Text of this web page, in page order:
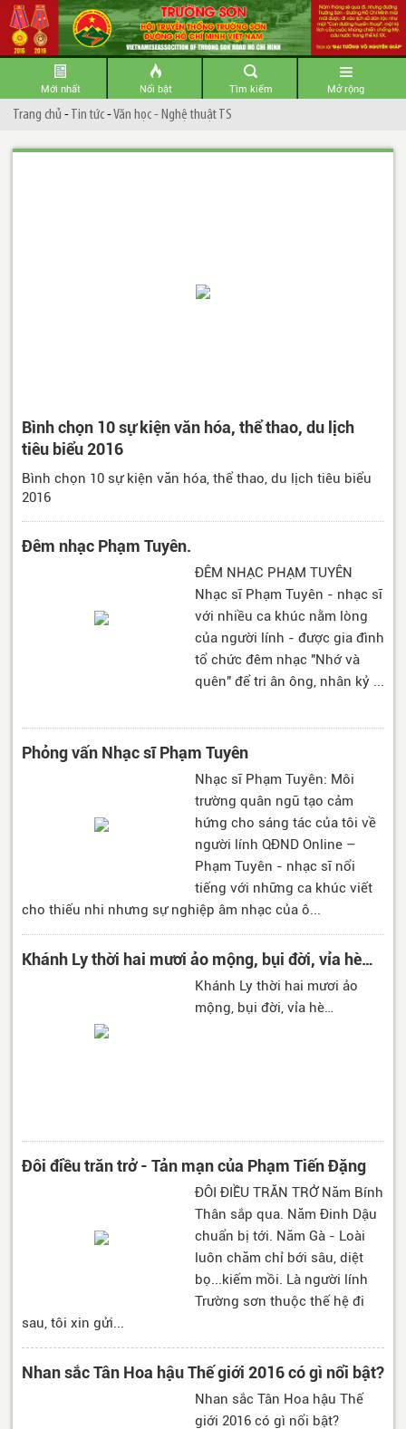
Mới nhất Nổi bật Tìm kiếm Mở rộng
Trang chủ -Tin tức-Văn học - Nghệ thuật TS
Bình chọn 10 sự kiện văn hóa, thể thao, du lịch
tiêu biểu 2016
Bình chọn 10 sự kiện văn hóa, thể thao, du lịch tiêu biểu
2016
Đêm nhạc Phạm Tuyên.
ĐÊM NHẠC PHẠM TUYÊN
Nhạc sĩ Phạm Tuyên - nhạc sĩ
với nhiều ca khúc nằm lòng
của người lính - được gia đình
tổ chức đêm nhạc "Nhớ và
quên" để tri ân ông, nhân kỷ ...
Phỏng vấn Nhạc sĩ Phạm Tuyên
Nhạc sĩ Phạm Tuyên: Môi
trường quân ngũ tạo cảm
hứng cho sáng tác của tôi về
người lính QĐND Online –
Phạm Tuyên - nhạc sĩ nổi
tiếng với những ca khúc viết
cho thiếu nhi nhưng sự nghiệp âm nhạc của ô...
Khánh Ly thời hai mươi ảo mộng, bụi đời, vỉa hè…
Khánh Ly thời hai mươi ảo
mộng, bụi đời, vỉa hè…
Đôi điều trăn trở - Tản mạn của Phạm Tiến Đặng
ĐÔI ĐIỀU TRĂN TRỞ Năm Bính
Thân sắp qua. Năm Đinh Dậu
chuẩn bị tới. Năm Gà - Loài
luôn chăm chỉ bới sâu, diệt
bọ...kiếm mồi. Là người lính
Trường sơn thuộc thế hệ đi
sau, tôi xin gửi...
Nhan sắc Tân Hoa hậu Thế giới 2016 có gì nổi bật?
Nhan sắc Tân Hoa hậu Thế
giới 2016 có gì nổi bật?